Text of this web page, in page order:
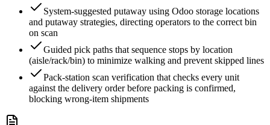
System-suggested putaway using Odoo storage locations
and putaway strategies, directing operators to the correct bin
on scan
Guided pick paths that sequence stops by location
(aisle/rack/bin) to minimize walking and prevent skipped lines
Pack-station scan verification that checks every unit
against the delivery order before packing is confirmed,
blocking wrong-item shipments